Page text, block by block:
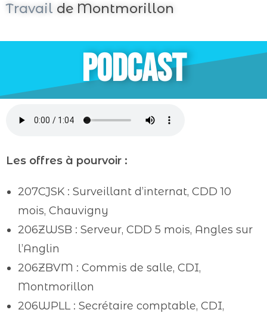
Travail de Montmorillon
PODCAST
Les offres à pourvoir :
207CJSK : Surveillant d’internat, CDD 10
mois, Chauvigny
206ZWSB : Serveur, CDD 5 mois, Angles sur
l’Anglin
206ZBVM : Commis de salle, CDI,
Montmorillon
206WPLL : Secrétaire comptable, CDI,